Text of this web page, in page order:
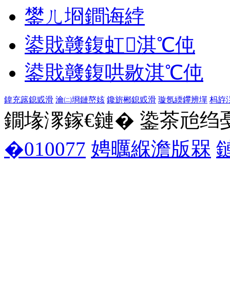
鐢ㄦ埛鐧诲綍
鍙戝竷鍑虹淇℃伅
鍙戝竷鍑哄敭淇℃伅
鍏充簬鎴戜滑 瀹㈡埛鏈嶅姟 鑱旂郴鎴戜滑 璇氬緛鑻辨墠 杩斿
鐗堟潈鎵€鏈� 鍌茶兘绉
�010077 娉曞緥澹版槑